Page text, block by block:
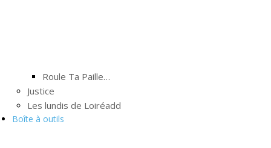
Roule Ta Paille…
Justice
Les lundis de Loiréadd
Boîte à outils